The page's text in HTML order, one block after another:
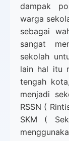
dampak
warga
sebagai
sangat
sekolah
lain hal itu
tengah
menjadi
RSSN (
SKM (